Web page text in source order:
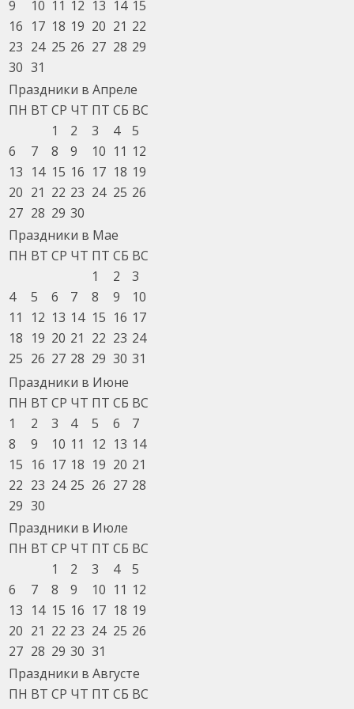
9 10 11 12 13 14 15
16 17 18 19 20 21 22
23 24 25 26 27 28 29
30 31
Праздники в Апреле
ПН ВТ СР ЧТ ПТ СБ ВС
1
2 3 4
5
6
7 8 9 10 11 12
13 14 15 16 17 18 19
20 21 22 23 24 25 26
27 28 29 30
Праздники в Мае
ПН ВТ СР ЧТ ПТ СБ ВС
1
2
3
4
5 6 7 8 9
10
11
12 13 14 15 16 17
18 19 20 21 22 23 24
25 26 27 28 29 30 31
Праздники в Июне
ПН ВТ СР ЧТ ПТ СБ ВС
1
2 3 4 5 6
7
8
9 10 11 12 13 14
15 16 17 18 19 20 21
22 23 24 25 26 27 28
29 30
Праздники в Июле
ПН ВТ СР ЧТ ПТ СБ ВС
1
2 3 4
5
6
7 8 9 10 11 12
13 14 15 16 17 18 19
20 21 22 23 24 25 26
27 28 29 30 31
Праздники в Августе
ПН ВТ СР ЧТ ПТ СБ ВС